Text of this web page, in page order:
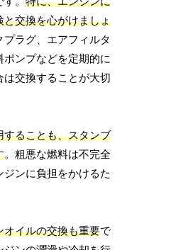
と交換を心がけましょ
ラグ、エアフィルタ
ンプなどを定期的に
交換することが大切
することも、スタンブ
。粗悪な燃料は不完全
ンに負担をかけるた
オイルの交換も重要で